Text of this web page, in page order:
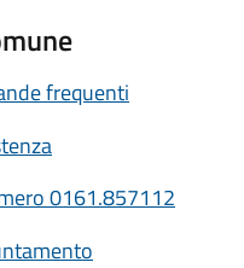
frequenti
0161.857112